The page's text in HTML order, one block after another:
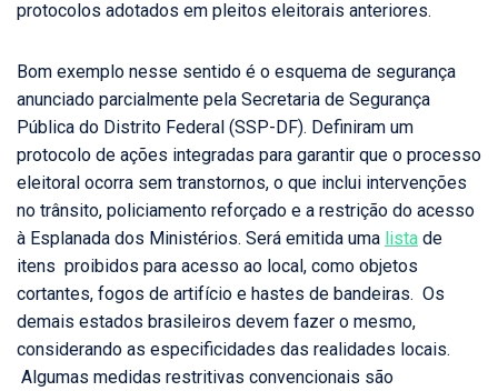
protocolos adotados em pleitos eleitorais anteriores.
Bom exemplo nesse sentido é o esquema de segurança
anunciado parcialmente pela Secretaria de Segurança
Pública do Distrito Federal (SSP-DF). Definiram um
protocolo de ações integradas para garantir que o processo
eleitoral ocorra sem transtornos, o que inclui intervenções
no trânsito, policiamento reforçado e a restrição do acesso
à Esplanada dos Ministérios. Será emitida uma lista de
itens proibidos para acesso ao local, como objetos
cortantes, fogos de artifício e hastes de bandeiras. Os
demais estados brasileiros devem fazer o mesmo,
considerando as especificidades das realidades locais.
Algumas medidas restritivas convencionais são